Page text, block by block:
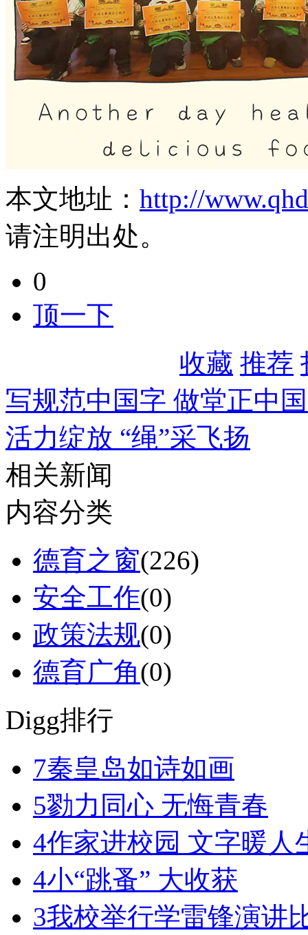
本文地址： http://
请注明出处。
0
顶一下
收藏 推荐
写规范中国字 做堂正中
活力绽放 “绳”采飞扬
相关新闻
内容分类
德育之窗(226)
安全工作(0)
政策法规(0)
德育广角(0)
Digg排行
7秦皇岛如诗如画
5勠力同心 无悔青春
4作家进校园 文字暖人
4小“跳蚤” 大收获
3我校举行学雷锋演讲